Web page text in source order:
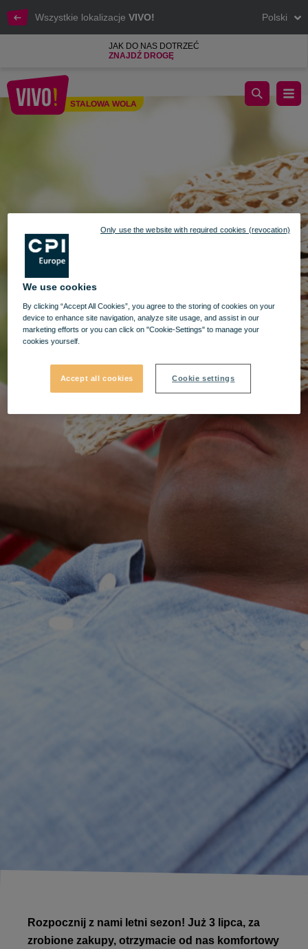
Wszystkie lokalizacje VIVO! Polski
JAK DO NAS DOTRZEĆ
ZNAJDŹ DROGĘ
STALOWA WOLA
Zrelaksuj się z VIVO!... na hamaku!
Rozpocznij z nami letni sezon! Już 3 lipca, za
zrobione zakupy, otrzymacie od nas komfortowy
We use cookies
By clicking “Accept All Cookies”, you agree to the storing of cookies on your
device to enhance site navigation, analyze site usage, and assist in our
marketing efforts or you can click on "Cookie-Settings" to manage your
cookies yourself.
Accept all cookies Cookie settings
Only use the website with required cookies (revocation)